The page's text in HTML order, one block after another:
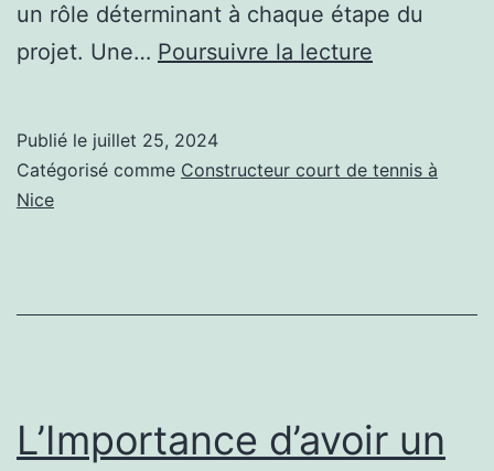
un rôle déterminant à chaque étape du
projet. Une… Poursuivre la lecture
pour
Terrain
à
Nice
Publié le juillet 25, 2024
Catégorisé comme Constructeur court de tennis à
Nice
L’Importance d’avoir un